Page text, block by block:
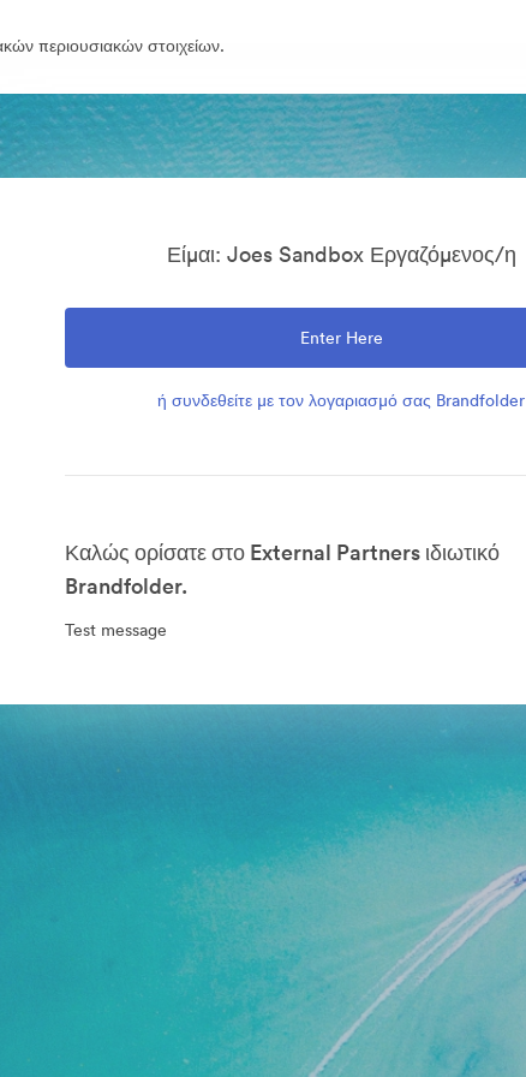
περιουσιακών στοιχείων.
Είμαι: Joes Sandbox Εργαζόμενος/η
Enter Here
ή συνδεθείτε με τον λογαριασμό σας Brandfolder
Καλώς ορίσατε στο External Partners ιδιωτικό
Brandfolder.
Test message